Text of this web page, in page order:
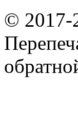
© 2017-